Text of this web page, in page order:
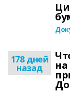
178 дней
назад